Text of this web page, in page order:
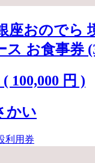
座おのでら
ス お食事券
( 100,000 円 )
かい
利用券